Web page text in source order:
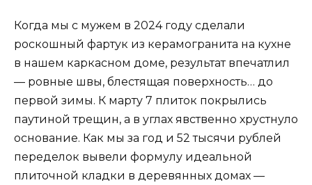
Когда мы с мужем в 2024 году сделали
роскошный фартук из керамогранита на кухне
в нашем каркасном доме, результат впечатлил
— ровные швы, блестящая поверхность… до
первой зимы. К марту 7 плиток покрылись
паутиной трещин, а в углах явственно хрустнуло
основание. Как мы за год и 52 тысячи рублей
переделок вывели формулу идеальной
плиточной кладки в деревянных домах —